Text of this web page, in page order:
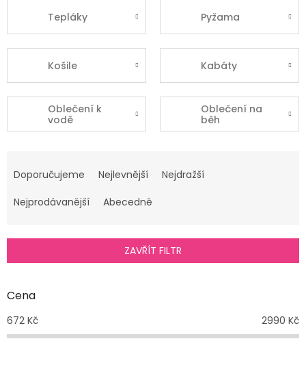
Tepláky Pyžama
Košile Kabáty
Oblečení k
vodě
Oblečení na
běh
a
e
í
r
d
k
t
Doporučujeme Nejlevnější
Nejdražší
Nejprodávanější
Abecedně
ZAVŘÍT FILTR
Cena
672 Kč 2990 Kč